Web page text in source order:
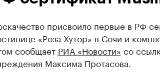
присвоило первые в РФ
«Роза Хутор» в Сочи и
сообщает РИА «Новости» со
Максима Протасова.